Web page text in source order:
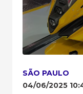
SÃO PAULO
04/06/2025